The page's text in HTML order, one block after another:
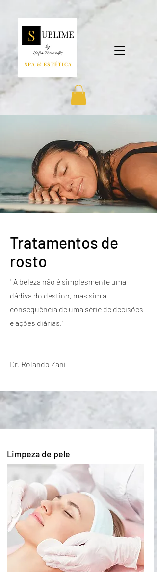
Tratamentos de
rosto
" A beleza não é simplesmente uma
dádiva do destino, mas sim a
consequência de uma série de decisões
e ações diárias."
Dr. Rolando Zani
Limpeza de pele